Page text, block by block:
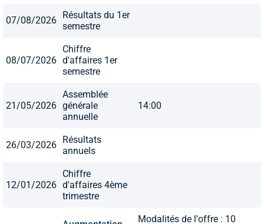
07/08/2026
Résultats du 1er
semestre
08/07/2026
Chiffre
d'affaires 1er
semestre
21/05/2026
Assemblée
générale
annuelle
14:00
26/03/2026
Résultats
annuels
12/01/2026
Chiffre
d'affaires 4ème
trimestre
Modalités de l'offre : 10